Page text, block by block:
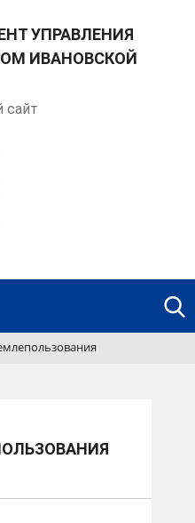
УПРАВЛЕНИЯ
ИВАНОВСКОЙ
сайт